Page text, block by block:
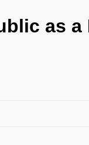
as a